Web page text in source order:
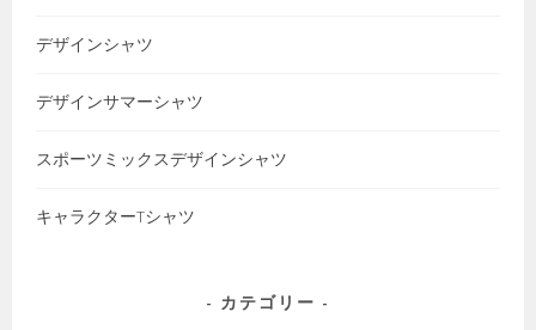
デザインシャツ
デザインサマーシャツ
スポーツミックスデザインシャツ
キャラクターTシャツ
カテゴリー